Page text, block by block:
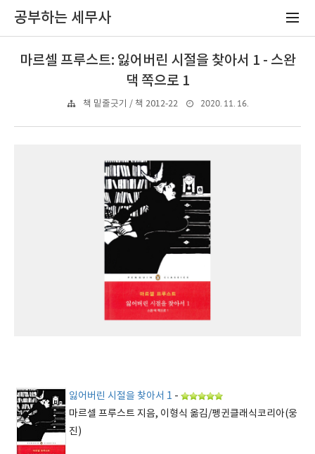
공부하는 세무사
마르셀 프루스트: 잃어버린 시절을 찾아서 1 - 스완
댁 쪽으로 1
책 밑줄긋기 / 책 2012-22 2020. 11. 16.
잃어버린 시절을 찾아서 1 -
마르셀 프루스트 지음, 이형식 옮김/펭귄클래식코리아(웅
진)